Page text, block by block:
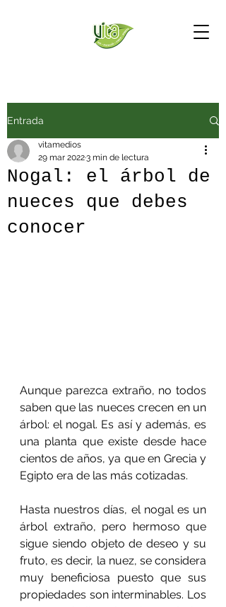
Entrada
Nogal: el árbol de
nueces que debes
conocer
vitamedios
29 mar 20223 min de lectura
Aunque parezca extraño, no todos
saben que las nueces crecen en un
árbol: el nogal. Es así y además, es
una planta que existe desde hace
cientos de años, ya que en Grecia y
Egipto era de las más cotizadas.
Hasta nuestros días, el nogal es un
árbol extraño, pero hermoso que
sigue siendo objeto de deseo y su
fruto, es decir, la nuez, se considera
muy beneficiosa puesto que sus
propiedades son interminables. Los